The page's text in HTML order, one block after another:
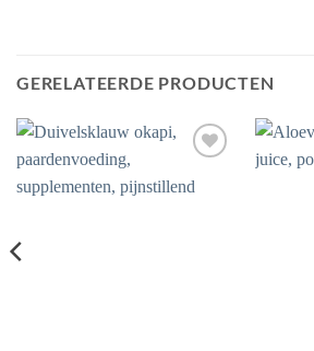
GERELATEERDE PRODUCTEN
aan